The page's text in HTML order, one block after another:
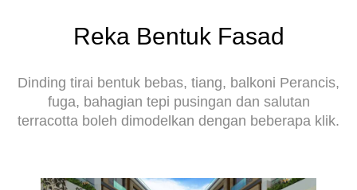
Reka Bentuk Fasad
Dinding tirai bentuk bebas, tiang, balkoni Perancis,
fuga, bahagian tepi pusingan dan salutan
terracotta boleh dimodelkan dengan beberapa klik.